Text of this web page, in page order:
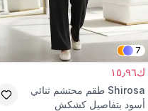
7
ك١٥٫٩٦
Shirosa طقم محتشم ثنائي
أسود بتفاصيل كشكش